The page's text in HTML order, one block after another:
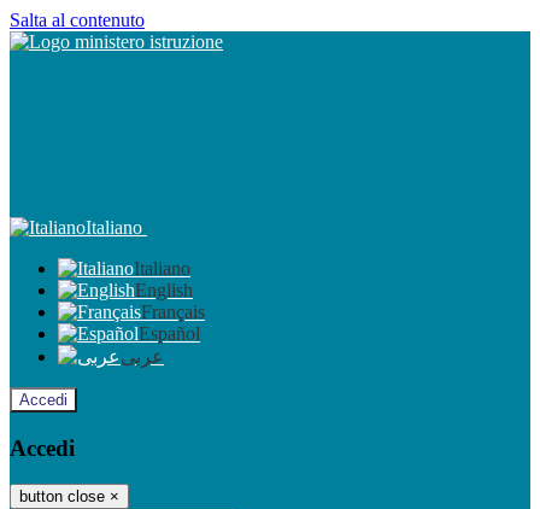
Salta al contenuto
Italiano
Italiano
English
Français
Español
عربى
Accedi
Accedi
button close ×